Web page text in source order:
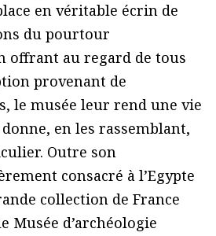
en véritable écrin de
du pourtour
offrant au regard de tous
provenant de
le musée leur rend une vie
en les rassemblant,
Outre son
consacré à l’Egypte
collection de France
Musée d’archéologie